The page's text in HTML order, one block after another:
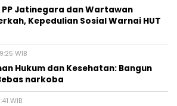
Jatinegara dan Wartawan
Kepedulian Sosial Warnai HUT
WIB
Hukum dan Kesehatan: Bangun
narkoba
WIB